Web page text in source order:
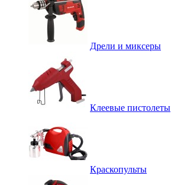
Дрели и миксеры
Клеевые пистолеты
Краскопульты